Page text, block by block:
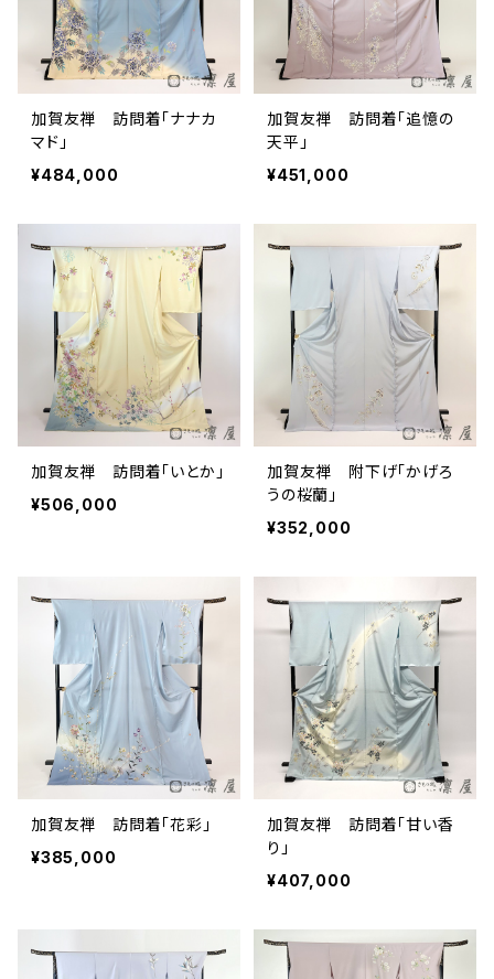
加賀友禅 訪問着「ナナカ
マド」
¥484,000
加賀友禅 訪問着「追憶の
天平」
¥451,000
加賀友禅 訪問着「いとか」
¥506,000
加賀友禅 附下げ「かげろ
うの桜蘭」
¥352,000
加賀友禅 訪問着「花彩」
¥385,000
加賀友禅 訪問着「甘い香
り」
¥407,000